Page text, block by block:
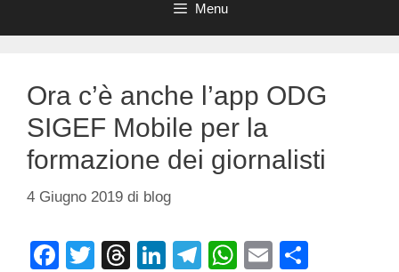
Menu
Ora c’è anche l’app ODG
SIGEF Mobile per la
formazione dei giornalisti
4 Giugno 2019 di blog
F
T
T
Li
T
W E